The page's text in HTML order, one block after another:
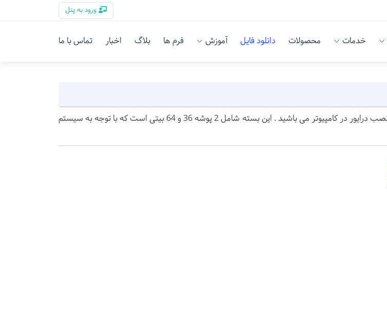
ورود به پنل
خدمات محصولات دانلود فایل آموزش فرم ها بلاگ اخبار تماس با ما
برای نصب اپ وریفون نیازمند نصب درایور در کامپیوتر می باشید . این بسته شامل 2 پوشه 36 و 64 بیتی است که با توجه به سیستم